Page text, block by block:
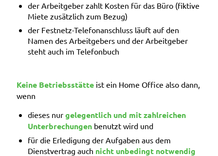
der Arbeitgeber zahlt Kosten für das Büro (fiktive
Miete zusätzlich zum Bezug)
der Festnetz-Telefonanschluss läuft auf den
Namen des Arbeitgebers und der Arbeitgeber
steht auch im Telefonbuch
Keine Betriebsstätteist ein Home Office also dann,
wenn
dieses nur gelegentlich und mit zahlreichen
Unterbrechungenbenutzt wird und
für die Erledigung der Aufgaben aus dem
Dienstvertrag auch nicht unbedingt notwendig